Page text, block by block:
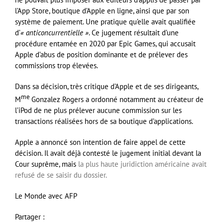
l’App Store, boutique d’Apple en ligne, ainsi que par son
système de paiement. Une pratique qu’elle avait qualifiée
d’« anticoncurrentielle ». Ce jugement résultait d’une
procédure entamée en 2020 par Epic Games, qui accusait
Apple d’abus de position dominante et de prélever des
commissions trop élevées.
Dans sa décision, très critique d’Apple et de ses dirigeants,
Mme Gonzalez Rogers a ordonné notamment au créateur de
l’iPod de ne plus prélever aucune commission sur les
transactions réalisées hors de sa boutique d’applications.
Apple a annoncé son intention de faire appel de cette
décision. Il avait déjà contesté le jugement initial devant la
Cour suprême, mais la plus haute juridiction américaine avait
refusé de se saisir du dossier.
Le Monde avec AFP
Partager :